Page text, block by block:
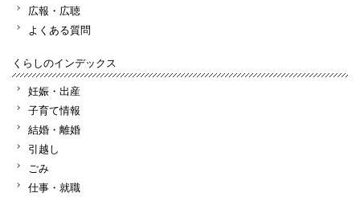
広報・広聴
よくある質問
くらしのインデックス
妊娠・出産
子育て情報
結婚・離婚
引越し
ごみ
仕事・就職